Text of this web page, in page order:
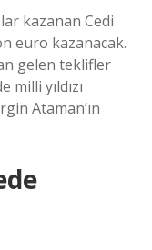
kazanan Cedi
euro kazanacak.
gelen teklifler
milli yıldızı
Ataman’ın